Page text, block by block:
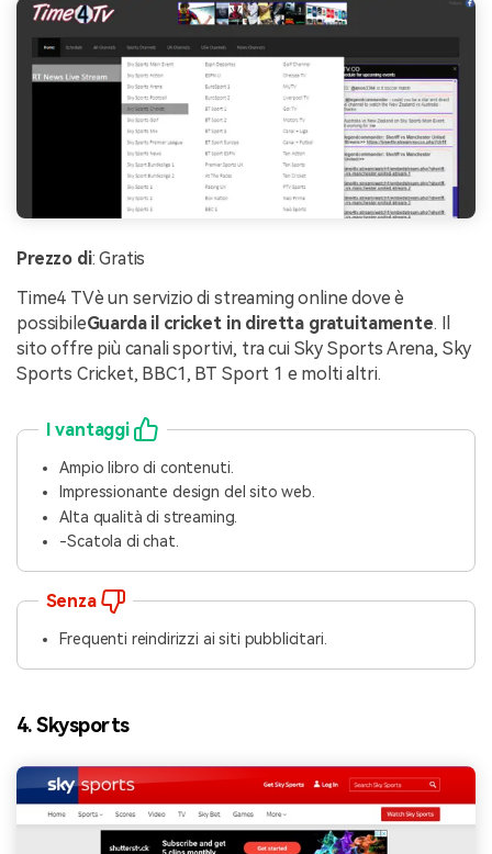
Prezzo di: Gratis
Time4 TVè un servizio di streaming online dove è
possibileGuarda il cricket in diretta gratuitamente. Il
sito offre più canali sportivi, tra cui Sky Sports Arena, Sky
Sports Cricket, BBC1, BT Sport 1 e molti altri.
I vantaggi
Ampio libro di contenuti.
Impressionante design del sito web.
Alta qualità di streaming.
-Scatola di chat.
Senza
Frequenti reindirizzi ai siti pubblicitari.
4. Skysports